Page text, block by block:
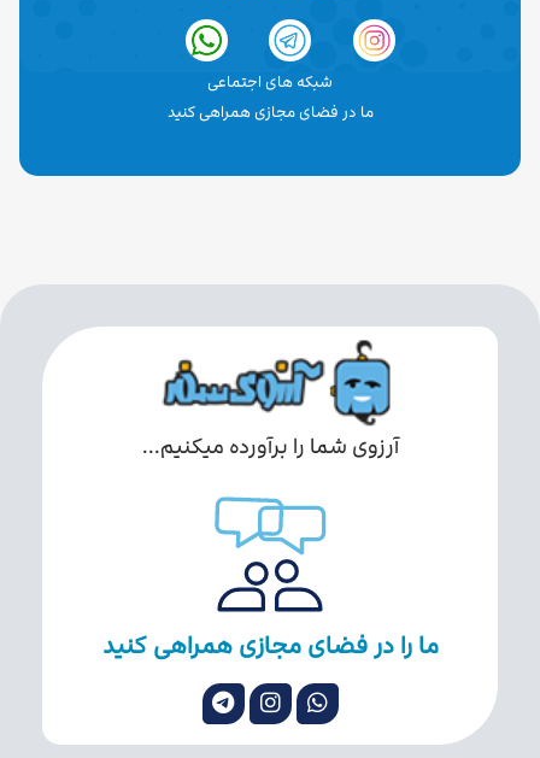
شبکه های اجتماعی
ما در فضای مجازی همراهی کنید
آرزوی شما را برآورده میکنیم...
ما را در فضای مجازی همراهی کنید